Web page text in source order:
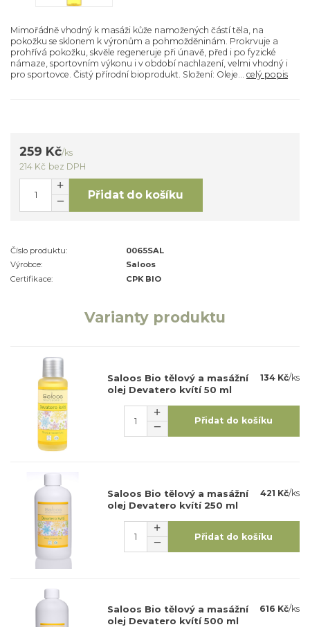
Mimořádně vhodný k masáži kůže namožených částí těla, na
pokožku se sklonem k výronům a pohmožděninám. Prokrvuje a
prohřívá pokožku, skvěle regeneruje při únavě, před i po fyzické
námaze, sportovním výkonu i v období nachlazení, velmi vhodný i
pro sportovce. Čistý přírodní bioprodukt. Složení: Oleje... celý popis
259 Kč/ks
214 Kč bez DPH
Přidat do košíku
Číslo produktu:
0065SAL
Výrobce:
Saloos
Certifikace:
CPK BIO
Varianty produktu
Saloos Bio tělový a masážní
olej Devatero kvítí 50 ml
134 Kč/ks
Přidat do košíku
Saloos Bio tělový a masážní
olej Devatero kvítí 250 ml
421 Kč/ks
Přidat do košíku
Saloos Bio tělový a masážní
olej Devatero kvítí 500 ml
616 Kč/ks